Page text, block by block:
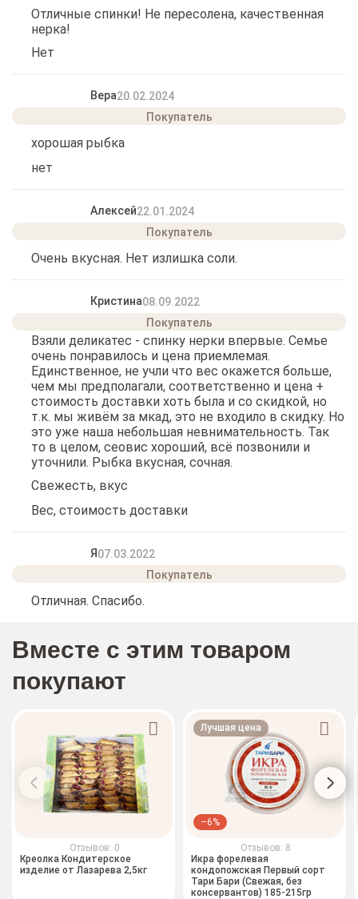
Отличные спинки! Не пересолена, качественная
нерка!
Нет
Вера20.02.2024
хорошая рыбка
нет
Алексей22.01.2024
Очень вкусная. Нет излишка соли.
Кристина08.09.2022
Взяли деликатес - спинку нерки впервые. Семье
очень понравилось и цена приемлемая.
Единственное, не учли что вес окажется больше,
чем мы предполагали, соответственно и цена +
стоимость доставки хоть была и со скидкой, но
т.к. мы живём за мкад, это не входило в скидку. Но
это уже наша небольшая невнимательность. Так
то в целом, сеовис хороший, всё позвонили и
уточнили. Рыбка вкусная, сочная.
Свежесть, вкус
Вес, стоимость доставки
Я07.03.2022
Отличная. Спасибо.
Вместе с этим товаром
покупают
Отзывов: 0
Креолка Кондитерское
изделие от Лазарева 2,5кг
Лучшая цена
–6%
Отзывов: 8
Икра форелевая
кондопожская Первый сорт
Тари Бари (Свежая, без
консервантов) 185-215гр